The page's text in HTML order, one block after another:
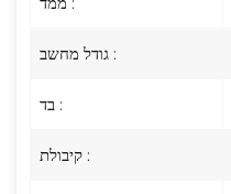
גודל מחשב :
בד :
קיבולת :